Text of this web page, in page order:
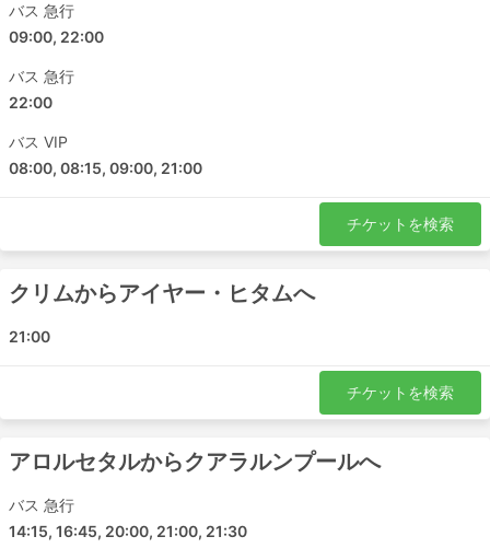
クアラルンプール - スンガイ・ペタニ
ペナン - ヌグリ・スンビラン
クアラルンプール - アロルセタル
ムアール - バターワース
Gurun - ムラカ
ペナン - ムアール
ジョホールバル - ペナン
チャンルーン - パシル・グダン
クリム - アイヤー・ヒタム
イポー - セランゴール
バターワース - スクダイ
アロルセタル - クアラルンプール
バス 急行
09:00, 22:00
バス 急行
22:00
バス VIP
08:00, 08:15, 09:00, 21:00
チケットを検索
クリムからアイヤー・ヒタムへ
21:00
チケットを検索
アロルセタルからクアラルンプールへ
バス 急行
14:15, 16:45, 20:00, 21:00, 21:30